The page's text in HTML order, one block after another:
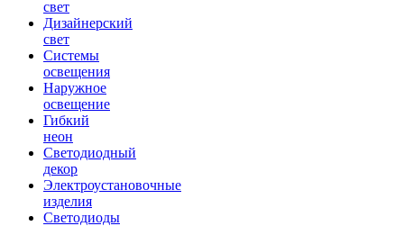
свет
Дизайнерский
свет
Системы
освещения
Наружное
освещение
Гибкий
неон
Светодиодный
декор
Электроустановочные
изделия
Светодиоды